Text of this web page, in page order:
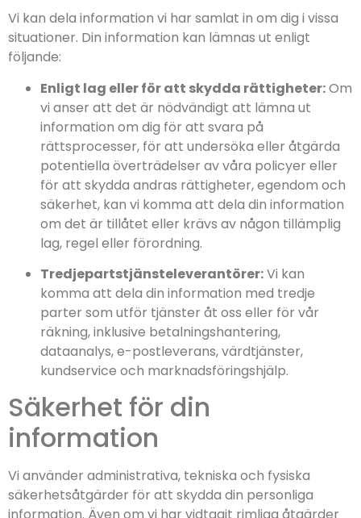
Vi kan dela information vi har samlat in om dig i vissa
situationer. Din information kan lämnas ut enligt
följande:
Enligt lag eller för att skydda rättigheter:Om
vi anser att det är nödvändigt att lämna ut
information om dig för att svara på
rättsprocesser, för att undersöka eller åtgärda
potentiella överträdelser av våra policyer eller
för att skydda andras rättigheter, egendom och
säkerhet, kan vi komma att dela din information
om det är tillåtet eller krävs av någon tillämplig
lag, regel eller förordning.
Tredjepartstjänsteleverantörer:Vi kan
komma att dela din information med tredje
parter som utför tjänster åt oss eller för vår
räkning, inklusive betalningshantering,
dataanalys, e-postleverans, värdtjänster,
kundservice och marknadsföringshjälp.
Säkerhet för din
information
Vi använder administrativa, tekniska och fysiska
säkerhetsåtgärder för att skydda din personliga